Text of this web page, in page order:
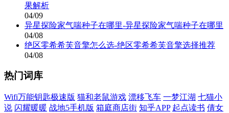
果解析
04/09
异星探险家气喘种子在哪里-异星探险家气喘种子在哪里
04/08
绝区零希希芙音擎怎么选-绝区零希希芙音擎选择推荐
04/08
热门词库
Wifi万能钥匙极速版 猫和老鼠游戏 漂移飞车 一梦江湖 七猫小
说 闪耀暖暖 战地5手机版 箱庭商店街 知乎APP 起点读书 倩女